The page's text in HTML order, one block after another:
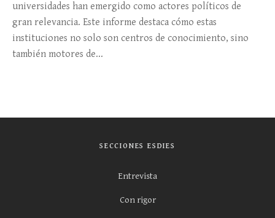
universidades han emergido como actores políticos de
gran relevancia. Este informe destaca cómo estas
instituciones no solo son centros de conocimiento, sino
también motores de...
SECCIONES ESDIES
Entrevista
Con rigor